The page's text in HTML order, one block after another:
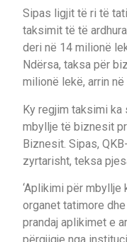
Sipas ligjit të ri të
taksimit të të
deri në 14 milionë
Ndërsa, taksa për
milionë lekë, arrin
Ky regjim taksimi
mbyllje të biznesit
Biznesit. Sipas,
zyrtarisht, teksa
‘Aplikimi për
organet tatimore
prandaj aplikimet e